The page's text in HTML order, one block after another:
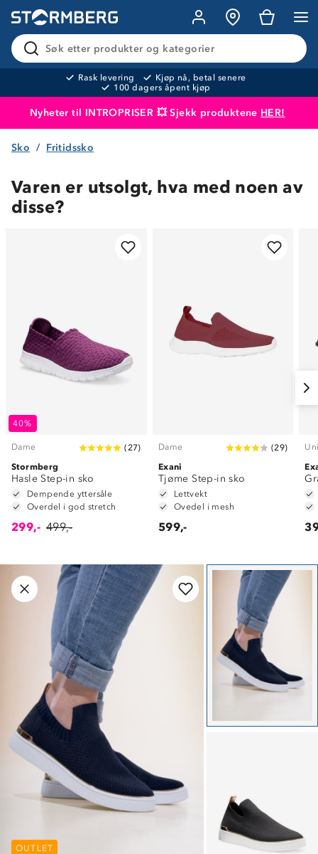
Søk etter produkter og kategorier
Rask levering
Kjøp nå, betal senere
100 dagers åpent kjøp
Nyheter til INTROPRISER 💥 Sjekk produktene HER!
Produktet er lagt i handlekurven
Sko Fritidssko
Varen er utsolgt, hva med noen av
disse?
40%
Dame (27)
Stormberg
Hasle Step-in sko
Dempende yttersåle
Overdel i god stretch
299,- 499,-
Dame (29)
Exani
Tjøme Step-in sko
Lettvekt
Ovedel i mesh
599,-
OUTLET OUTLET
OUTLET